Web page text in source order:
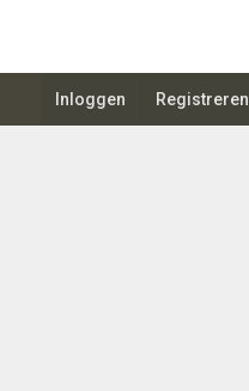
Inloggen Registreren